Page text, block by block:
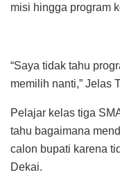
misi hingga program
“Saya tidak tahu
memilih nanti,” Jelas
Pelajar kelas tiga
tahu bagaimana
calon bupati karena
Dekai.